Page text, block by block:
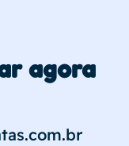
agora